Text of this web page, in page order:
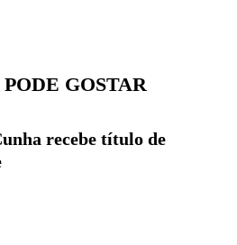
GOSTAR
recebe título de